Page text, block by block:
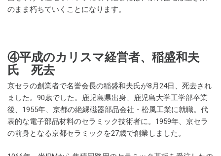
のまま朽ちていくことになります。
④平成のカリスマ経営者、稲盛和夫
氏 死去
京セラの創業者で名誉会長の稲盛和夫氏が8月24日、死去され
ました。90歳でした。鹿児島県出身、鹿児島大学工学部卒業
後、1955年、京都の絶縁磁器部品会社・松風工業に就職。代
表的な電子部品材料のセラミック技術者に。1959年、京セラ
の前身となる京都セラミックを27歳で創業しました。